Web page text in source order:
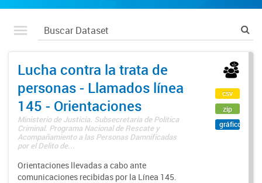
Lucha contra la trata de
personas - Llamados línea
145 - Orientaciones
Ministerio de Justicia. Subsecretaría de Política
Criminal. Programa Nacional de Rescate y
Acompañamiento a las Personas Damnificadas
por el Delito de...
Orientaciones llevadas a cabo ante
comunicaciones recibidas por la Línea 145.
csv
zip
gráfico